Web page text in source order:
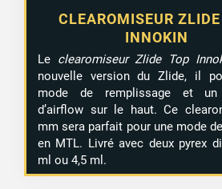
CLEAROMISEUR
INNOKIN
Le clearomiseur Zlide Top
nouvelle version du Zlide, il
mode de remplissage et un
d’airflow sur le haut. Ce
mm sera parfait pour une mode
en MTL. Livré avec deux pyrex
ml ou 4,5 ml.